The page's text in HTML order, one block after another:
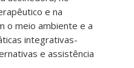
e na
o meio ambiente e a
integrativas-
e assistência